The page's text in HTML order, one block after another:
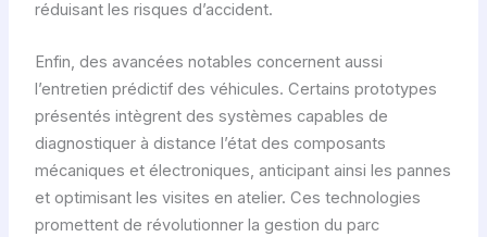
réduisant les risques d’accident.
Enfin, des avancées notables concernent aussi
l’entretien prédictif des véhicules. Certains prototypes
présentés intègrent des systèmes capables de
diagnostiquer à distance l’état des composants
mécaniques et électroniques, anticipant ainsi les pannes
et optimisant les visites en atelier. Ces technologies
promettent de révolutionner la gestion du parc